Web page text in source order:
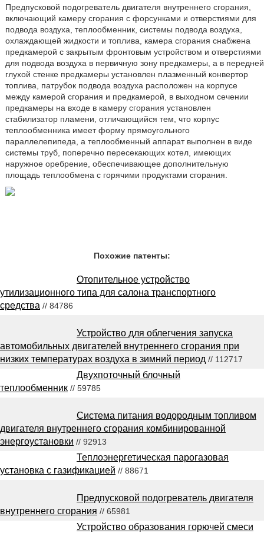
Предпусковой подогреватель двигателя внутреннего сгорания,
включающий камеру сгорания с форсунками и отверстиями для
подвода воздуха, теплообменник, системы подвода воздуха,
охлаждающей жидкости и топлива, камера сгорания снабжена
предкамерой с закрытым фронтовым устройством и отверстиями
для подвода воздуха в первичную зону предкамеры, а в передней
глухой стенке предкамеры установлен плазменный конвертор
топлива, патрубок подвода воздуха расположен на корпусе
между камерой сгорания и предкамерой, в выходном сечении
предкамеры на входе в камеру сгорания установлен
стабилизатор пламени, отличающийся тем, что корпус
теплообменника имеет форму прямоугольного
параллелепипеда, а теплообменный аппарат выполнен в виде
системы труб, поперечно пересекающих котел, имеющих
наружное оребрение, обеспечивающее дополнительную
площадь теплообмена с горячими продуктами сгорания.
Похожие патенты:
Отопительное устройство
утилизационного типа для салона транспортного
средства // 84786
Устройство для облегчения запуска
автомобильных двигателей внутреннего сгорания при
низких температурах воздуха в зимний период // 112717
Двухпоточный блочный
теплообменник // 59785
Система питания водородным топливом
двигателя внутреннего сгорания комбинированной
энергоустановки // 92913
Теплоэнергетическая парогазовая
установка с газификацией // 88671
Предпусковой подогреватель двигателя
внутреннего сгорания // 65981
Устройство образования горючей смеси